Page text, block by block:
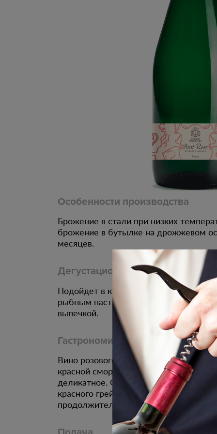
Особенности производства
Брожение в стали при низких
брожение в бутылке на дрожжевом
месяцев.
Дегустационные характеристики
Подойдет в качестве аперитива.
рыбным пастам и прекрасно в
выпечкой.
Гастрономическое сочетание
Вино розового цвета с оттенками
красной смородины и земляники. Во
деликатное. Открывается нюансами
красного грейпфрута. Вино с высокой
продолжительным послевкусием.